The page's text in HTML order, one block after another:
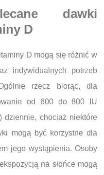
dawki
D
D mogą się różnić w
indywidualnych potrzeb
rzecz biorąc, dla
od 600 do 800 IU
dziennie, chociaż niektóre
mogą być korzystne dla
jego wystąpienia. Osoby
na słońce mogą